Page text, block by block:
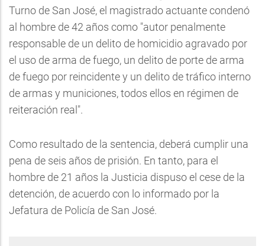
Turno de San José, el magistrado actuante condenó
al hombre de 42 años como "autor penalmente
responsable de un delito de homicidio agravado por
el uso de arma de fuego, un delito de porte de arma
de fuego por reincidente y un delito de tráfico interno
de armas y municiones, todos ellos en régimen de
reiteración real".
Como resultado de la sentencia, deberá cumplir una
pena de seis años de prisión. En tanto, para el
hombre de 21 años la Justicia dispuso el cese de la
detención, de acuerdo con lo informado por la
Jefatura de Policía de San José.